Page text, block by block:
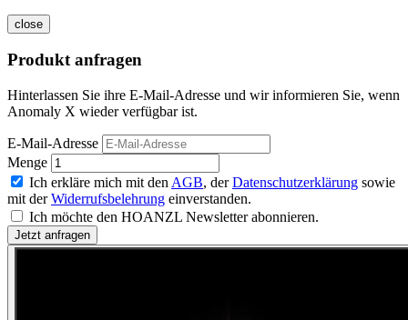
close
Produkt anfragen
Hinterlassen Sie ihre E-Mail-Adresse und wir informieren Sie, wenn
Anomaly X wieder verfügbar ist.
E-Mail-Adresse
Menge
Ich erkläre mich mit den AGB, derDatenschutzerklärung sowie
mit derWiderrufsbelehrung einverstanden.
Ich möchte den HOANZL Newsletter abonnieren.